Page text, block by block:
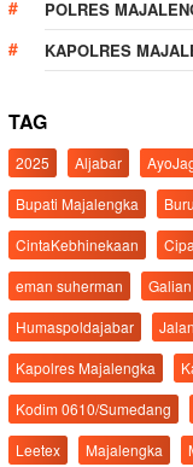
POLRES
KAPOLRES
TAG
2025 Aljabar
Bupati Majalengka
CintaKebhinekaan
eman suherman
Humaspoldajabar
Kapolres Majalengka
Kodim 0610/Sumedang
Leetex
Majalengka